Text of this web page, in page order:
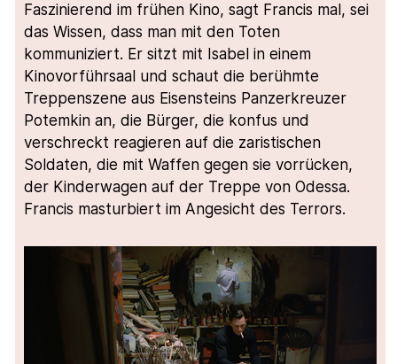
Faszinierend im frühen Kino, sagt Francis mal, sei
das Wissen, dass man mit den Toten
kommuniziert. Er sitzt mit Isabel in einem
Kinovorführsaal und schaut die berühmte
Treppenszene aus Eisensteins Panzerkreuzer
Potemkin an, die Bürger, die konfus und
verschreckt reagieren auf die zaristischen
Soldaten, die mit Waffen gegen sie vorrücken,
der Kinderwagen auf der Treppe von Odessa.
Francis masturbiert im Angesicht des Terrors.